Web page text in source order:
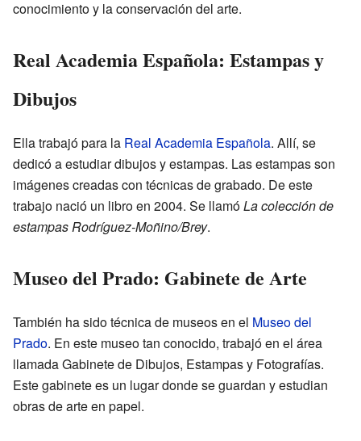
conocimiento y la conservación del arte.
Real Academia Española: Estampas y
Dibujos
Ella trabajó para la Real Academia Española. Allí, se
dedicó a estudiar dibujos y estampas. Las estampas son
imágenes creadas con técnicas de grabado. De este
trabajo nació un libro en 2004. Se llamóLa colección de
estampas Rodríguez-Moñino/Brey.
Museo del Prado: Gabinete de Arte
También ha sido técnica de museos en el Museo del
Prado. En este museo tan conocido, trabajó en el área
llamada Gabinete de Dibujos, Estampas y Fotografías.
Este gabinete es un lugar donde se guardan y estudian
obras de arte en papel.